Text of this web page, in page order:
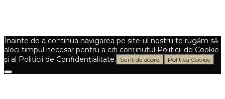
Înainte de a continua navigarea pe site-ul nostru te rugăm să
aloci timpul necesar pentru a citi conținutul Politicii de Cookie
și al Politicii de Confidențialitate.
Sunt de acord Politica Cookie